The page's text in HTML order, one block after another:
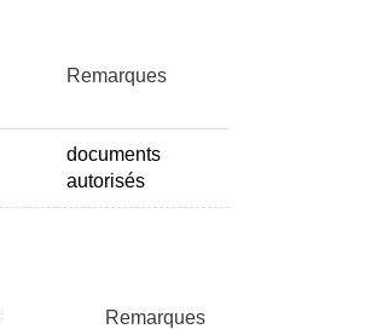
Remarques
documents
autorisés
Remarques